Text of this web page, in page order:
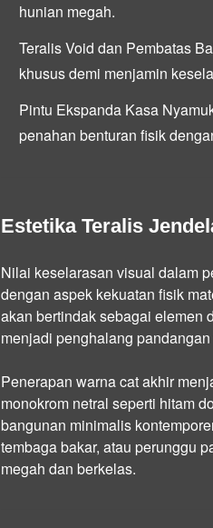
hunian megah.
Teralis Void dan Pembatas
khusus demi menjamin
Pintu Ekspanda Kasa
penahan benturan fisik
Estetika Teralis
Nilai keselarasan visual dalam
dengan aspek kekuatan fisik
akan bertindak sebagai elemen
menjadi penghalang
Penerapan warna cat akhir
monokrom netral seperti hitam
bangunan minimalis
tembaga bakar, atau perunggu
megah dan berkelas.